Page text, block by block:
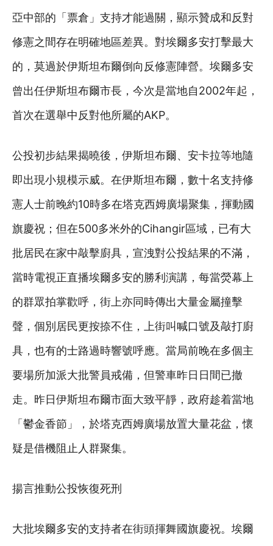
亞中部的「票倉」支持才能過關，顯示贊成和反對
修憲之間存在明確地區差異。對埃爾多安打擊最大
的，莫過於伊斯坦布爾倒向反修憲陣營。埃爾多安
曾出任伊斯坦布爾市長，今次是當地自2002年起，
首次在選舉中反對他所屬的AKP。
公投初步結果揭曉後，伊斯坦布爾、安卡拉等地隨
即出現小規模示威。在伊斯坦布爾，數十名支持修
憲人士前晚約10時多在塔克西姆廣場聚集，揮動國
旗慶祝；但在500多米外的Cihangir區域，已有大
批居民在家中敲擊廚具，宣洩對公投結果的不滿，
當時電視正直播埃爾多安的勝利演講，每當熒幕上
的群眾拍掌歡呼，街上亦同時傳出大量金屬撞擊
聲，個別居民更按捺不住，上街叫喊口號及敲打廚
具，也有的士路過時響號呼應。當局前晚在多個主
要場所加派大批警員戒備，但警車昨日日間已撤
走。昨日伊斯坦布爾市面大致平靜，政府趁着當地
「鬱金香節」，於塔克西姆廣場放置大量花盆，懷
疑是借機阻止人群聚集。
揚言推動公投恢復死刑
大批埃爾多安的支持者在街頭揮舞國旗慶祝。埃爾